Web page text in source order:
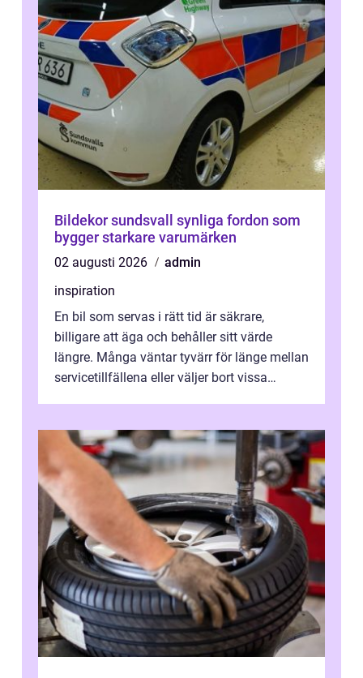
Bildekor sundsvall synliga fordon som
bygger starkare varumärken
02 augusti 2026
admin
inspiration
En bil som servas i rätt tid är säkrare,
billigare att äga och behåller sitt värde
längre. Många väntar tyvärr för länge mellan
servicetillfällena eller väljer bort vissa